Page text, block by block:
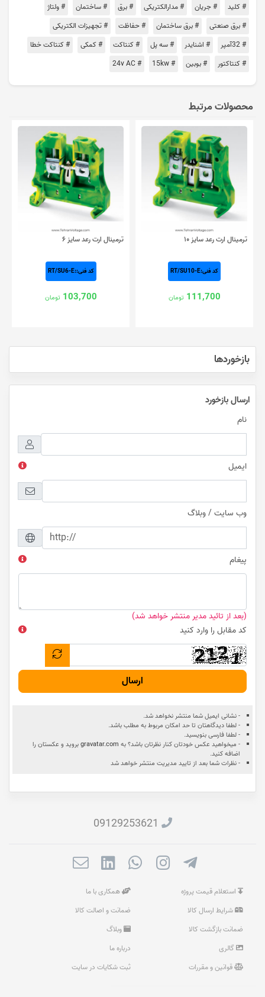
# کلید # جریان # مدارالکتریکی # برق # ساختمان
# ولتاژ
# برق صنعتی
# برق ساختمان # حفاظت
# تجهیزات الکتریکی
# 32آمپر
# اشنایدر # سه پل # کنتاکت # کمکی
# کنتاکت خطا
# کنتاکتور
# بوبین # 15kw
# 24v AC
محصولات مرتبط
ترمینال ارت رعد سایز ۱۰
کد فنی:RT/SU10-E
111,700 تومان
ترمینال ارت رعد سایز ۶
کد فنی::RT/SU6-E
103,700 تومان
بازخوردها
ارسال بازخورد
نام
ایمیل
وب سایت / وبلاگ
پیغام
(بعد از تائید مدیر منتشر خواهد شد)
کد مقابل را وارد کنید
ارسال
- نشانی ایمیل شما منتشر نخواهد شد.
- لطفا دیدگاهتان تا حد امکان مربوط به مطلب باشد.
- لطفا فارسی بنویسید.
- میخواهید عکس خودتان کنار نظرتان باشد؟ به gravatar.comبروید و عکستان را
اضافه کنید.
- نظرات شما بعد از تایید مدیریت منتشر خواهد شد
09129253621
استعلام قیمت پروژه
همکاری با ما
شرایط ارسال کالا
ضمانت و اصالت کالا
ضمانت بازگشت کالا
وبلاگ
گالری
درباره ما
قوانین و مقررات
ثبت شکایات در سایت